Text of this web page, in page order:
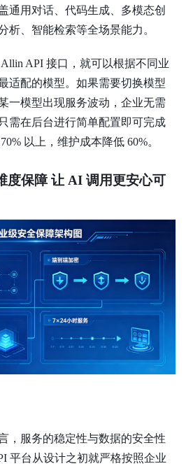
通用对话、代码生成、多模态创
析、智能检索等全场景能力。
Allin API 接口，就可以根据不同业
适配的模型。如果需要切换模型
一模型出现服务波动，企业无需
需在后台进行简单配置即可完成
以上，维护成本降低 60%。
度保障 让 AI 调用更安心可
，服务的稳定性与数据的安全性
平台从设计之初就严格按照企业